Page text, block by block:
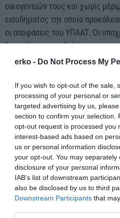
erko - Do Not Process My
If you wish to opt-out of the sale,
processing of your personal or
targeted advertising by us,
section to confirm your selection.
opt-out request is processed you
interest-based ads based on
us or personal information
your opt-out. You may
disclosure of your personal
IAB’s list of downstream
also be disclosed by us to third
Downstream Participants that
οικογενειών τους και χωρίς
εισοδήματος την οποία
οι αποφάσεις του ΥΠΑΑΤ. Οι
δημοσίου και σε ιδιώτες
τρέχουν ασταμάτητα, οι
κτηνοτρόφων από τις
ΟΠΕΚΕΠΕ.
Παρά το γεγονός ότι
κυβέρνησης για προκήρυξη του
μέτρου 5.2 ή τύπου 5.2, για την
κεφαλαίου με 100%
επιδότηση, χωρίς καμία
χρονοδιάγραμμα ενεργοποίησης
του μέτρου και τους όρους
Κατόπιν αυτών ερωτάσθε: